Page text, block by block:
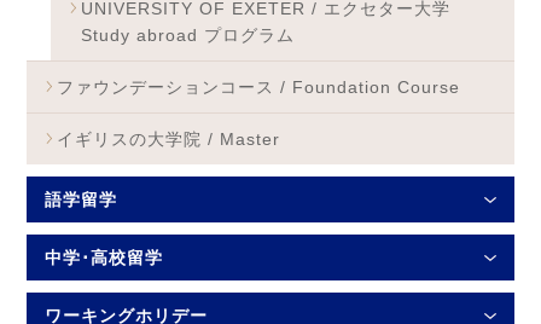
UNIVERSITY OF EXETER / エクセター大学
Study abroad プログラム
ファウンデーションコース / Foundation Course
イギリスの大学院 / Master
語学留学
中学･高校留学
ワーキングホリデー